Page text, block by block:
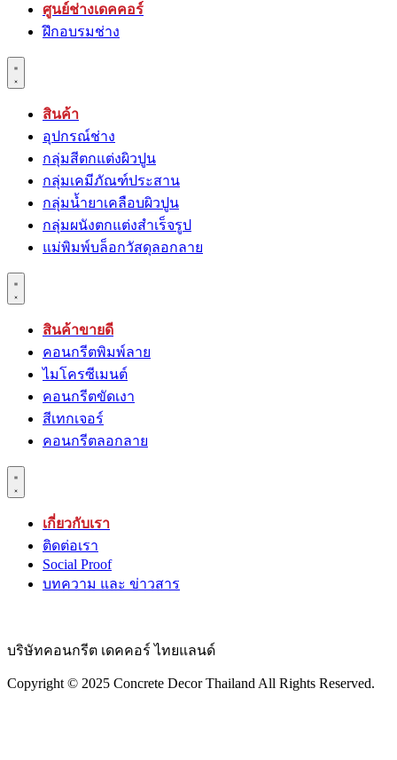
ศูนย์ช่างเดคคอร์
ฝึกอบรมช่าง
สินค้า
อุปกรณ์ช่าง
กลุ่มสีตกแต่งผิวปูน
กลุ่มเคมีภัณฑ์ประสาน
กลุ่มนํ้ายาเคลือบผิวปูน
กลุ่มผนังตกแต่งสำเร็จรูป
แม่พิมพ์บล็อกวัสดุลอกลาย
สินค้าขายดี
คอนกรีตพิมพ์ลาย
ไมโครซีเมนต์
คอนกรีตขัดเงา
สีเทกเจอร์
คอนกรีตลอกลาย
เกี่ยวกับเรา
ติดต่อเรา
Social Proof
บทความ และ ข่าวสาร
บริษัทคอนกรีต เดคคอร์ ไทยแลนด์
Copyright © 2025 Concrete Decor Thailand All Rights Reserved.​